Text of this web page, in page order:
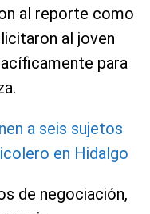
al reporte como
al joven
para
a seis sujetos
en Hidalgo
de negociación,